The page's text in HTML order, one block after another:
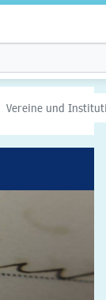
Vereine und